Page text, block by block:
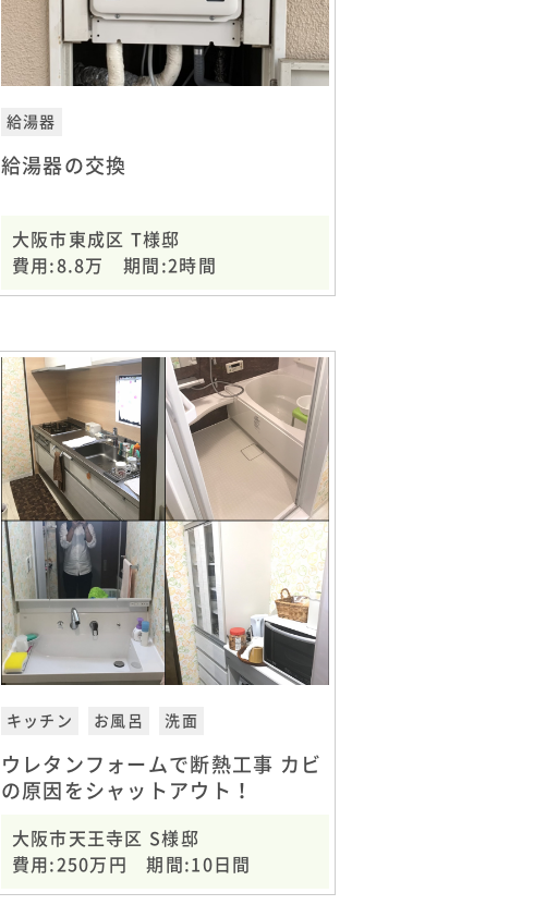
給湯器
給湯器の交換
大阪市東成区 T様邸
費用:8.8万 期間:2時間
キッチン お風呂 洗面
ウレタンフォームで断熱工事 カビ
の原因をシャットアウト！
大阪市天王寺区 S様邸
費用:250万円 期間:10日間